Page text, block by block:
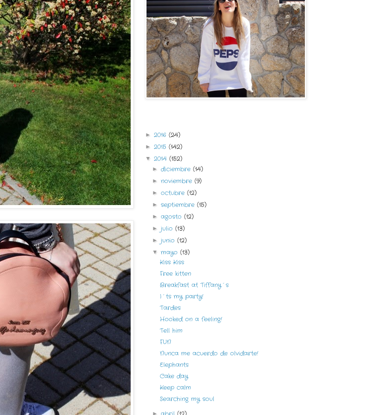
► 2016 (24)
► 2015 (142)
▼ 2014 (152)
►diciembre(14)
►noviembre(9)
►octubre(12)
►septiembre(15)
►agosto(12)
►julio(13)
►junio(12)
▼mayo(13)
Kiss Kiss
Free kitten
Breakfast at Tiffany´s
I´ts my party!
Tardes
Hooked on a feeling!
Tell him
FUN
Nunca me acuerdo de olvidarte!
Elephants
Cake day
Keep calm
Searching my soul
►